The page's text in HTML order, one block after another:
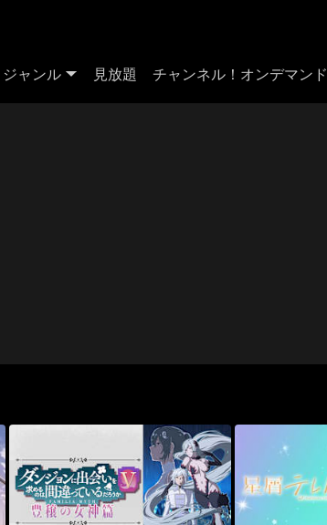
ジャンル 見放題 チャンネル！オンデマンド